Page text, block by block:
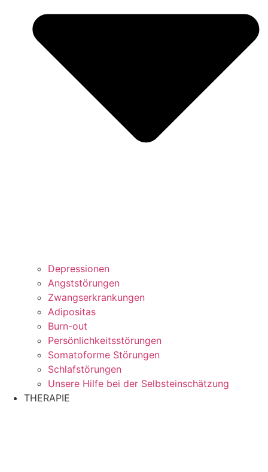
Depressionen
Angststörungen
Zwangserkrankungen
Adipositas
Burn-out
Persönlichkeitsstörungen
Somatoforme Störungen
Schlafstörungen
Unsere Hilfe bei der Selbsteinschätzung
THERAPIE